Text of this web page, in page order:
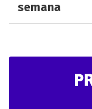
semana